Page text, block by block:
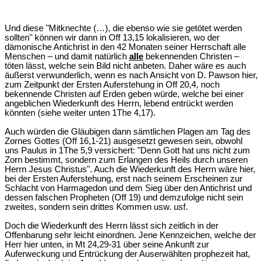
Und diese "Mitknechte (…), die ebenso wie sie getötet werden
sollten" können wir dann in Off 13,15 lokalisieren, wo der
dämonische Antichrist in den 42 Monaten seiner Herrschaft alle
Menschen – und damit natürlich alle bekennenden Christen –
töten lässt, welche sein Bild nicht anbeten. Daher wäre es auch
äußerst verwunderlich, wenn es nach Ansicht von D. Pawson hier,
zum Zeitpunkt der Ersten Auferstehung in Off 20,4, noch
bekennende Christen auf Erden geben würde, welche bei einer
angeblichen Wiederkunft des Herrn, lebend entrückt werden
könnten (siehe weiter unten 1The 4,17).
Auch würden die Gläubigen dann sämtlichen Plagen am Tag des
Zornes Gottes (Off 16,1-21) ausgesetzt gewesen sein, obwohl
uns Paulus in 1The 5,9 versichert: "Denn Gott hat uns nicht zum
Zorn bestimmt, sondern zum Erlangen des Heils durch unseren
Herrn Jesus Christus". Auch die Wiederkunft des Herrn wäre hier,
bei der Ersten Auferstehung, erst nach seinem Erscheinen zur
Schlacht von Harmagedon und dem Sieg über den Antichrist und
dessen falschen Propheten (Off 19) und demzufolge nicht sein
zweites, sondern sein drittes Kommen usw. usf.
Doch die Wiederkunft des Herrn lässt sich zeitlich in der
Offenbarung sehr leicht einordnen. Jene Kennzeichen, welche der
Herr hier unten, in Mt 24,29-31 über seine Ankunft zur
Auferweckung und Entrückung der Auserwählten prophezeit hat,